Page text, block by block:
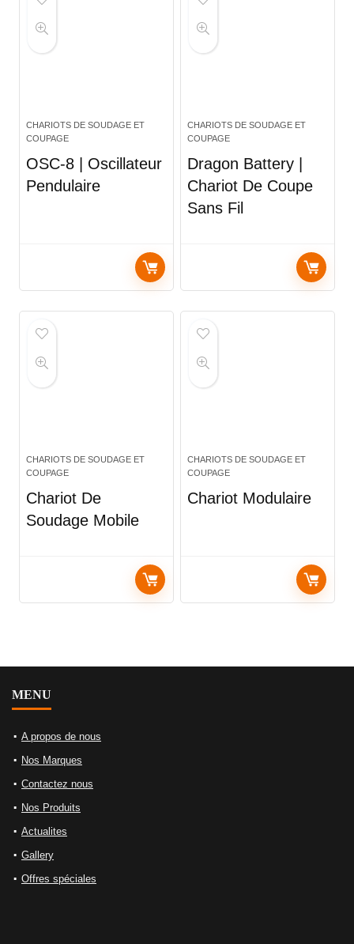
CHARIOTS DE SOUDAGE ET
COUPAGE
OSC-8 | Oscillateur
Pendulaire
CHARIOTS DE SOUDAGE ET
COUPAGE
Dragon Battery |
Chariot De Coupe
Sans Fil
CHARIOTS DE SOUDAGE ET
COUPAGE
Chariot De
Soudage Mobile
CHARIOTS DE SOUDAGE ET
COUPAGE
Chariot Modulaire
MENU
A propos de nous
Nos Marques
Contactez nous
Nos Produits
Actualites
Gallery
Offres spéciales